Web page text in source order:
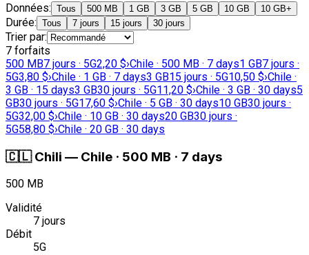
Données: Tous 500 MB 1 GB 3 GB 5 GB 10 GB 10 GB+
Durée: Tous 7 jours 15 jours 30 jours
Trier par:
7 forfaits
500 MB7 jours · 5G2,20 $›Chile · 500 MB · 7 days1 GB7 jours ·
5G3,80 $›Chile · 1 GB · 7 days3 GB15 jours · 5G10,50 $›Chile ·
3 GB · 15 days3 GB30 jours · 5G11,20 $›Chile · 3 GB · 30 days5
GB30 jours · 5G17,60 $›Chile · 5 GB · 30 days10 GB30 jours ·
5G32,00 $›Chile · 10 GB · 30 days20 GB30 jours ·
5G58,80 $›Chile · 20 GB · 30 days
🇨🇱 Chili — Chile · 500 MB · 7 days
500 MB
Validité
7 jours
Débit
5G